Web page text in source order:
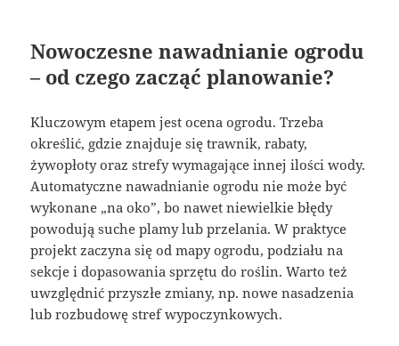
Nowoczesne nawadnianie ogrodu
– od czego zacząć planowanie?
Kluczowym etapem jest ocena ogrodu. Trzeba
określić, gdzie znajduje się trawnik, rabaty,
żywopłoty oraz strefy wymagające innej ilości wody.
Automatyczne nawadnianie ogrodu nie może być
wykonane „na oko”, bo nawet niewielkie błędy
powodują suche plamy lub przelania. W praktyce
projekt zaczyna się od mapy ogrodu, podziału na
sekcje i dopasowania sprzętu do roślin. Warto też
uwzględnić przyszłe zmiany, np. nowe nasadzenia
lub rozbudowę stref wypoczynkowych.